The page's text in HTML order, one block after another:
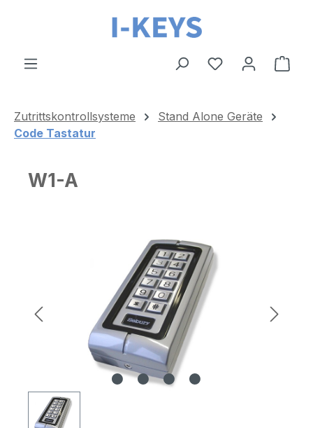
Zum Hauptinhalt springen
Zutrittskontrollsysteme
Stand Alone Geräte
Code Tastatur
W1-A
Bildergalerie überspringen